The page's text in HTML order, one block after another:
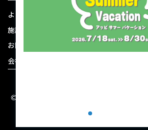
よくある質問
施設連絡先一覧
お問い合わせ
会社概要
関連施設
資料ダウン
© 2004-2026 株式会社岩手ホテル